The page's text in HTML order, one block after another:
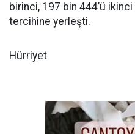
birinci, 197 bin 444’ü
tercihine yerleşti.
Hürriyet